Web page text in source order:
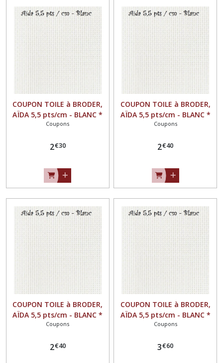
COUPON TOILE à BRODER,
AÏDA 5,5 pts/cm - BLANC *
31 x 40 cm *
Coupons
2€30
COUPON TOILE à BRODER,
AÏDA 5,5 pts/cm - BLANC *
33 x 40 cm *
Coupons
2€40
COUPON TOILE à BRODER,
AÏDA 5,5 pts/cm - BLANC *
26 x 50 cm *
Coupons
2€40
COUPON TOILE à BRODER,
AÏDA 5,5 pts/cm - BLANC *
35 x 57 cm *
Coupons
3€60